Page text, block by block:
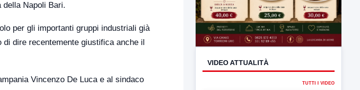
della Napoli Bari.
per gli importanti gruppi industriali già
dire recentemente giustifica anche il
Vincenzo De Luca e al sindaco